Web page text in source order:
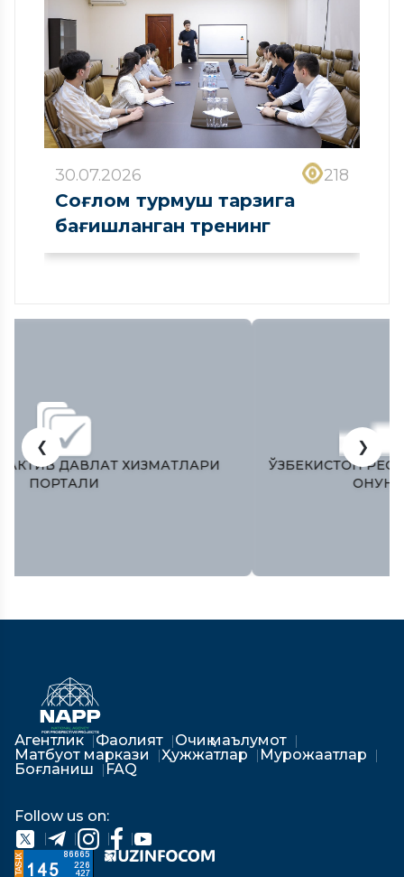
30.07.2026 218
Соғлом турмуш тарзига
бағишланган тренинг
ЎЗБЕКИСТОН РЕСПУБЛИКAСИ ОЛИЙ МAЖЛИСИ
❮ ❯
Агентлик Фаолият
Очиқ маълумот
Матбуот маркази
Ҳужжатлар
Мурожаатлар
Боғланиш
FAQ
Follow us on: